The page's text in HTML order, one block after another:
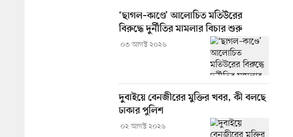
‘ছাগল–কাণ্ডে’ আলোচিত মতিউরের
বিরুদ্ধে দুর্নীতির মামলার বিচার শুরু
০৩ আগস্ট ২০২৬
দুবাইয়ে বেনজীরের মুক্তির খবর, কী বলছে
ঢাকার পুলিশ
০২ আগস্ট ২০২৬